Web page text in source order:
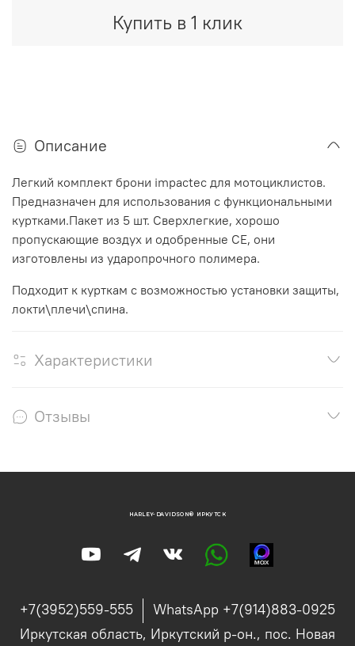
Купить в 1 клик
Описание
Легкий комплект брони impactec для мотоциклистов.
Предназначен для использования с функциональными
куртками.Пакет из 5 шт. Сверхлегкие, хорошо
пропускающие воздух и одобренные CE, они
изготовлены из ударопрочного полимера.
Подходит к курткам с возможностью установки защиты,
локти\плечи\спина.
Характеристики
Отзывы
+7(3952)559-555
WhatsApp +7(914)883-0925
Иркутская область, Иркутский р-он., пос. Новая
HARLEY-DAVIDSON® ИРКУТСК